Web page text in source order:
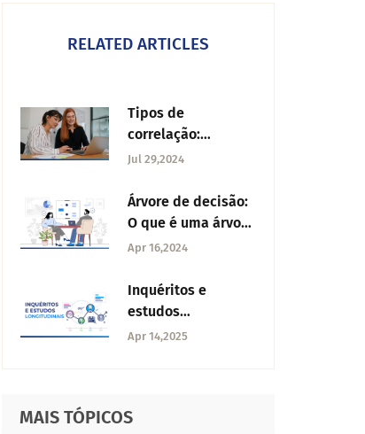
RELATED ARTICLES
Tipos de
correlação:
Caraterísticas e
Jul 29,2024
Árvore de decisão:
O que é uma árvore
de decisão, tipos,
exemplos?
Apr 16,2024
Inquéritos e
estudos
longitudinais: O
realizá-los
Apr 14,2025
MAIS TÓPICOS